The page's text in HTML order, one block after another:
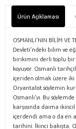
Ürün Açıklaması
OSMANLI’NIN BİLİM VE
Devleti’ndeki bilim ve
birikimini derli toplu bir
koyuyor. Osmanlı
içeriden olmak üzere
Oryantalist söylemin
Osmanlı’yı. Bu
karşısında daima
içerdendi ama o da en
tarihini. İkinci bakışta,